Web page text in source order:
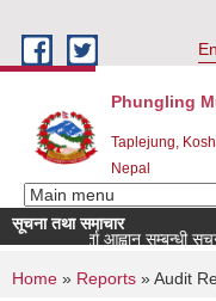
Phungling
Taplejung,
Nepal
सूचना तथा समाचार
सूची दर्ता आह्वान सम्बन्धी
You are here
Home » Reports » Audit